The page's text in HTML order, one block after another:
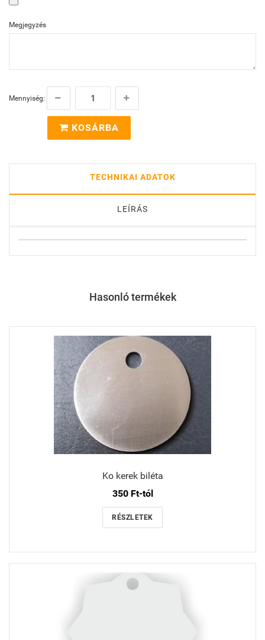
Megjegyzés
Mennyiség:
KOSÁRBA
TECHNIKAI ADATOK
LEÍRÁS
Hasonló termékek
Ko kerek biléta
350 Ft-tól
RÉSZLETEK